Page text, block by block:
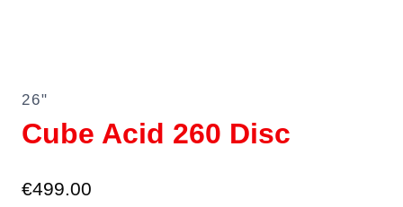
26"
Cube Acid 260 Disc
€499.00